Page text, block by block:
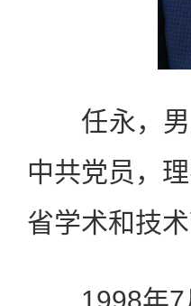
任永，男
中共党员，
省学术和技